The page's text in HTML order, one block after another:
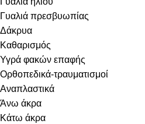
Γυαλιά πρεσβυωπίας
Δάκρυα
Καθαρισμός
Υγρά φακών επαφής
Ορθοπεδικά-τραυματισμοί
Αναπλαστικά
Άνω άκρα
Κάτω άκρα